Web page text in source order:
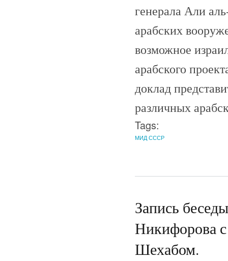
генерала Али
арабских
возможное
арабского
доклад
различных
Tags:
МИД СССР
Запись
Никифорова
Шехабом.